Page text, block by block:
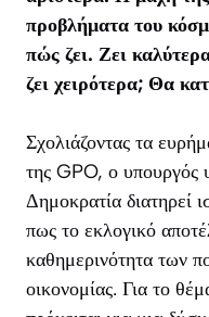
προβλήματα του
πώς ζει. Ζει
ζει χειρότερα; Θα
Σχολιάζοντας τα
της GPO, ο υπουργός
Δημοκρατία διατηρεί
πως το εκλογικό
καθημερινότητα των
οικονομίας. Για το